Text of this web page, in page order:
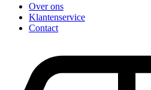
Over ons
Klantenservice
Contact